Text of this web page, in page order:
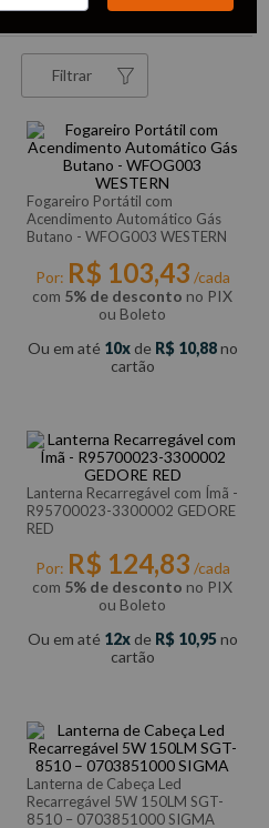
Filtrar
Fogareiro Portátil com
Acendimento Automático Gás
Butano - WFOG003 WESTERN
Por: R$ 103,43 /cada
com 5% de desconto no PIX
ou Boleto
Ou em até 10 de R$ 10,88no
cartão
Lanterna Recarregável com Ímã -
R95700023-3300002 GEDORE
RED
Por: R$ 124,83 /cada
com 5% de desconto no PIX
ou Boleto
Ou em até 12 de R$ 10,95no
cartão
Lanterna de Cabeça Led
Recarregável 5W 150LM SGT-
8510 – 0703851000 SIGMA